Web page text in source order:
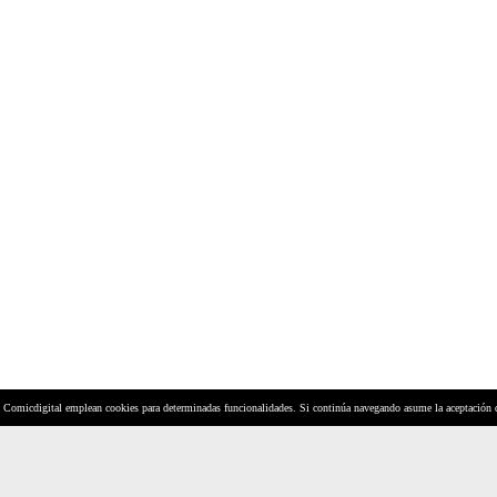
emplean cookies para determinadas funcionalidades. Si continúa navegando asume la aceptación